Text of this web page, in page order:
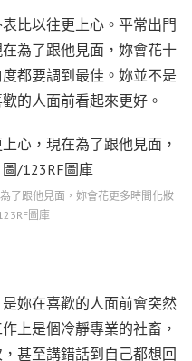
比以往更上心。平常出門
為了跟他見面，妳會花十
都要調到最佳。妳並不是
的人面前看起來更好。
了跟他見面，妳會花更多時間化妝
圖庫
妳在喜歡的人面前會突然
上是個冷靜專業的社畜，
甚至講錯話到自己都想回